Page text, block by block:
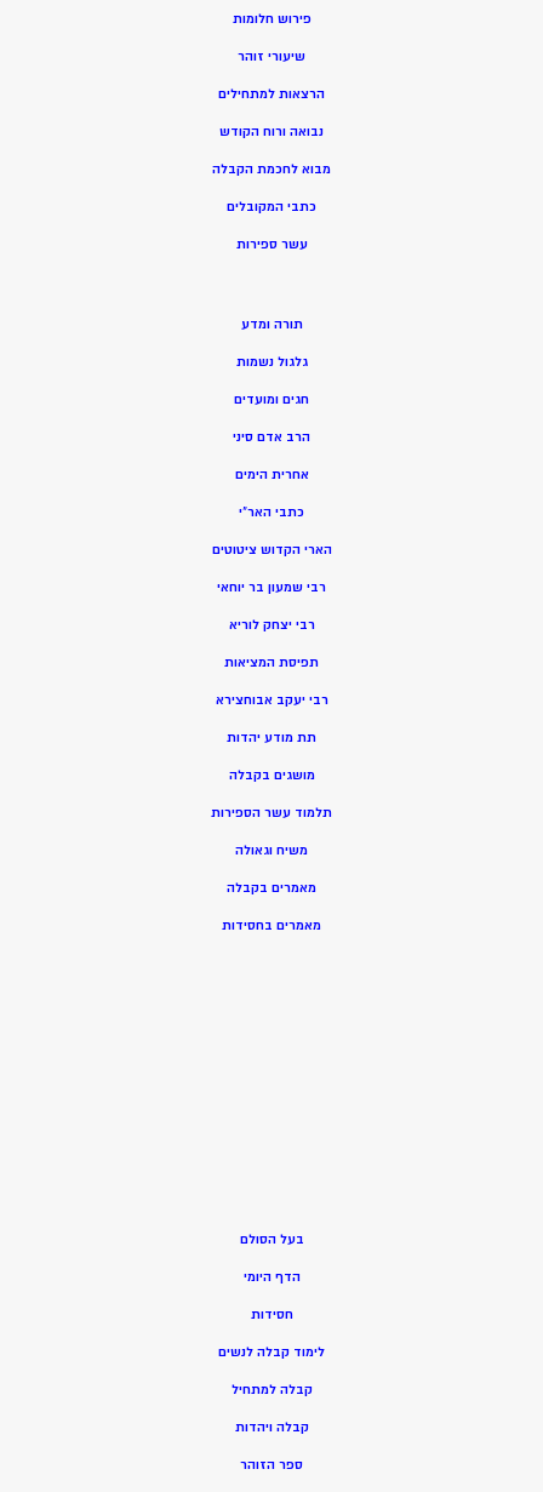
פירוש חלומות
שיעורי זוהר
הרצאות למתחילים
נבואה ורוח הקודש
מבוא לחכמת הקבלה
כתבי המקובלים
עשר ספירות
תורה ומדע
גלגול נשמות
חגים ומועדים
הרב אדם סיני
אחרית הימים
כתבי האר”י
הארי הקדוש ציטוטים
רבי שמעון בר יוחאי
רבי יצחק לוריא
תפיסת המציאות
רבי יעקב אבוחצירא
תת מודע יהדות
מושגים בקבלה
תלמוד עשר הספירות
משיח וגאולה
מאמרים בקבלה
מאמרים בחסידות
בעל הסולם
הדף היומי
חסידות
לימוד קבלה לנשים
קבלה למתחיל
קבלה ויהדות
ספר הזוהר